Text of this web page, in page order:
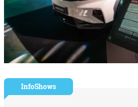
InfoShows